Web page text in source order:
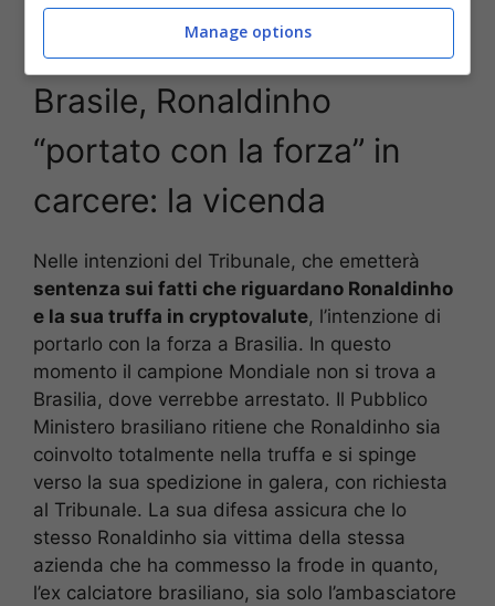
Arresto per Ronaldinho, truffa in cryptovalute – Stopandgoal
Brasile, Ronaldinho
“portato con la forza” in
carcere: la vicenda
Nelle intenzioni del Tribunale, che emetterà
sentenza sui fatti che riguardano Ronaldinho
e la sua truffa in cryptovalute, l’intenzione di
portarlo con la forza a Brasilia. In questo
momento il campione Mondiale non si trova a
Brasilia, dove verrebbe arrestato. Il Pubblico
Ministero brasiliano ritiene che Ronaldinho sia
coinvolto totalmente nella truffa e si spinge
verso la sua spedizione in galera, con richiesta
al Tribunale. La sua difesa assicura che lo
stesso Ronaldinho sia vittima della stessa
azienda che ha commesso la frode in quanto,
l’ex calciatore brasiliano, sia solo l’ambasciatore
Manage options